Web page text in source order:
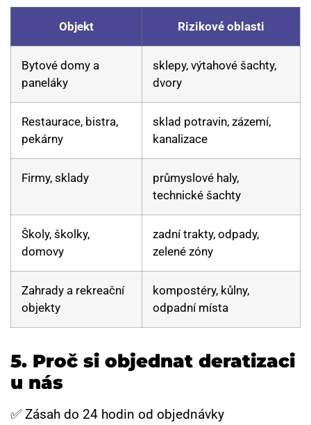
Objekt Rizikové oblasti
Bytové domy a
paneláky
sklepy, výtahové šachty,
dvory
Restaurace, bistra,
pekárny
sklad potravin, zázemí,
kanalizace
Firmy, sklady
průmyslové haly,
technické šachty
Školy, školky,
domovy
zadní trakty, odpady,
zelené zóny
Zahrady a rekreační
objekty
kompostéry, kůlny,
odpadní místa
5. Proč si objednat deratizaci
u nás
✅ Zásah do 24 hodin od objednávky